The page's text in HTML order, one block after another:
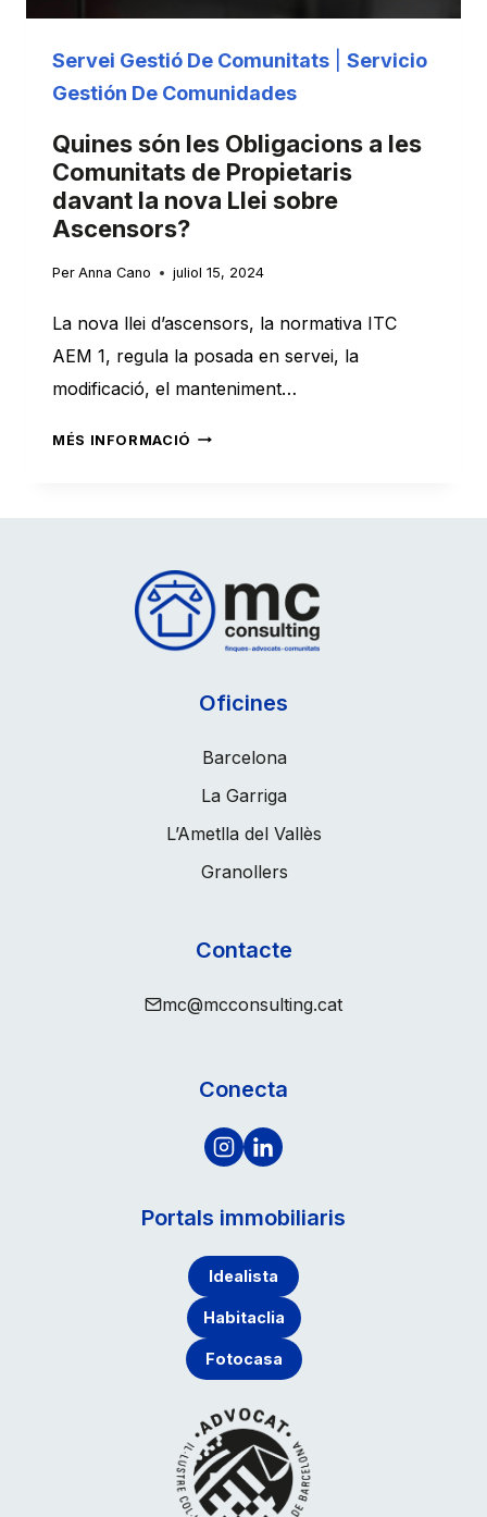
MARESME
Servei Gestió De Comunitats
Servicio
Gestión De Comunidades
Quines són les Obligacions a les
Comunitats de Propietaris
davant la nova Llei sobre
Ascensors?
Per Anna Cano juliol 15, 2024
La nova llei d’ascensors, la normativa ITC
AEM 1, regula la posada en servei, la
modificació, el manteniment…
MÉS INFORMACIÓ QUINES
LES
COMUNITATS
PROPIETARIS
LA
NOVA
LLEI
Oficines
Barcelona
La Garriga
L’Ametlla del Vallès
Granollers
Contacte
mc@mcconsulting.cat
Conecta
Portals immobiliaris
Idealista
Habitaclia
Fotocasa